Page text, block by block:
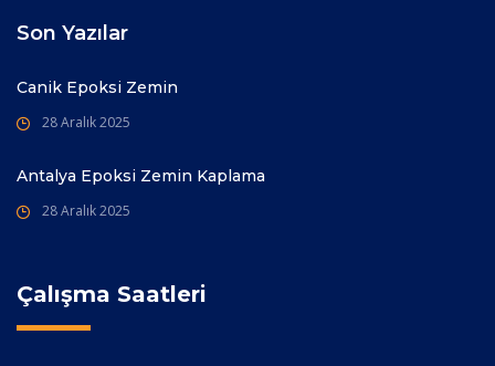
Son Yazılar
Canik Epoksi Zemin
28 Aralık 2025
Antalya Epoksi Zemin Kaplama
28 Aralık 2025
Çalışma Saatleri